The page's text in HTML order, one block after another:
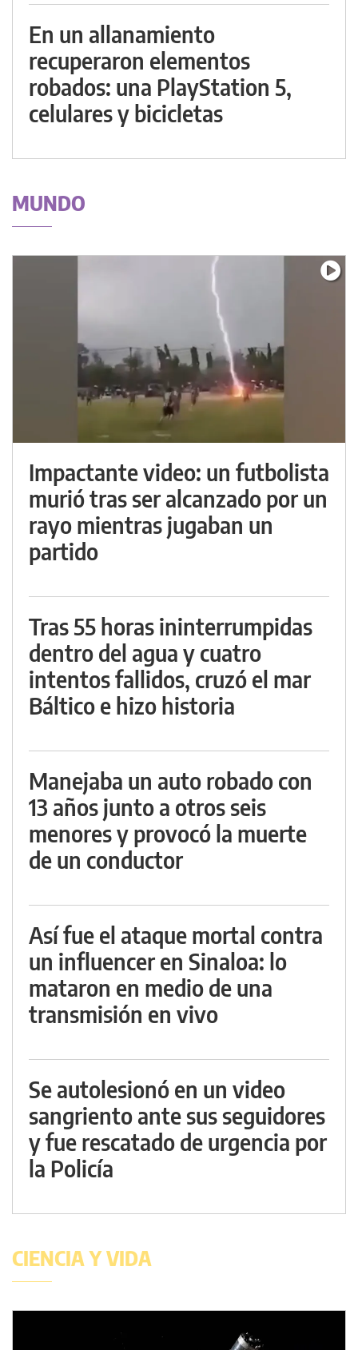
En un allanamiento
recuperaron elementos
robados: una PlayStation 5,
celulares y bicicletas
MUNDO
Impactante video: un futbolista
murió tras ser alcanzado por un
rayo mientras jugaban un
partido
Tras 55 horas ininterrumpidas
dentro del agua y cuatro
intentos fallidos, cruzó el mar
Báltico e hizo historia
Manejaba un auto robado con
13 años junto a otros seis
menores y provocó la muerte
de un conductor
Así fue el ataque mortal contra
un influencer en Sinaloa: lo
mataron en medio de una
transmisión en vivo
Se autolesionó en un video
sangriento ante sus seguidores
y fue rescatado de urgencia por
la Policía
CIENCIA Y VIDA